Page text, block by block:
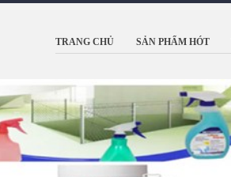
TRANG CHỦ SẢN PHẨM HÓT